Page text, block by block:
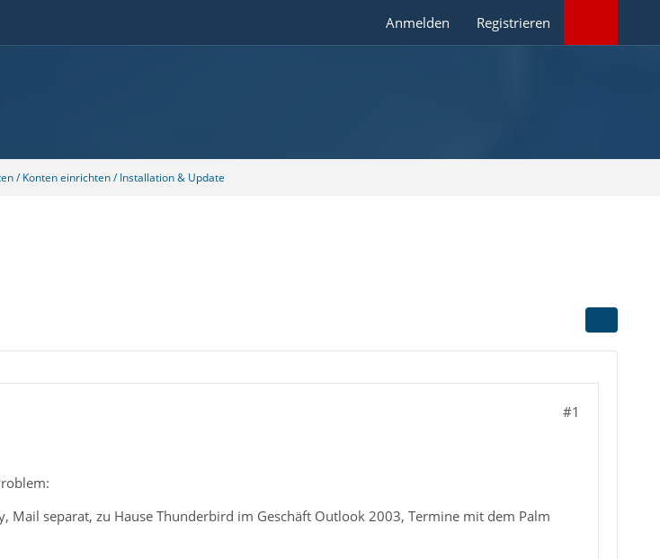
Anmelden Registrieren
/ Konten einrichten / Installation & Update
#1
Mail separat, zu Hause Thunderbird im Geschäft Outlook 2003, Termine mit dem Palm